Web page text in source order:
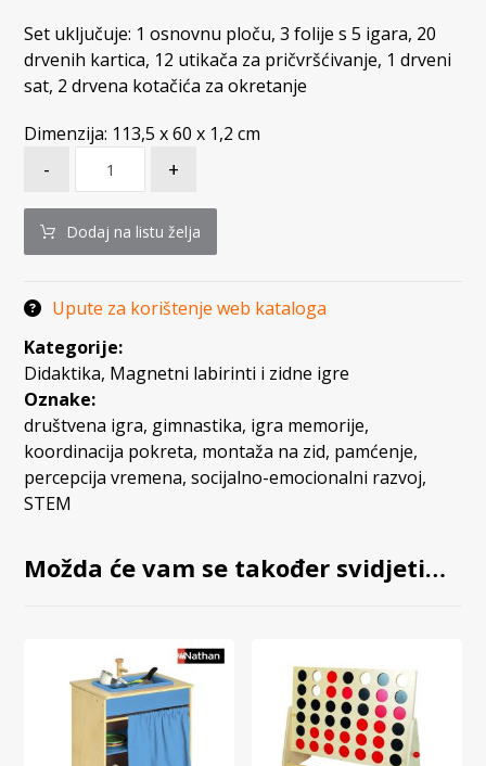
Set uključuje: 1 osnovnu ploču, 3 folije s 5 igara, 20
drvenih kartica, 12 utikača za pričvršćivanje, 1 drveni
sat, 2 drvena kotačića za okretanje
Dimenzija: 113,5 x 60 x 1,2 cm
- +
Dodaj na listu želja
Upute za korištenje web kataloga
Kategorije:
Didaktika, Magnetni labirinti i zidne igre
Oznake:
društvena igra, gimnastika, igra memorije,
koordinacija pokreta, montaža na zid, pamćenje,
percepcija vremena,socijalno-emocionalni razvoj,
STEM
Možda će vam se također svidjeti…